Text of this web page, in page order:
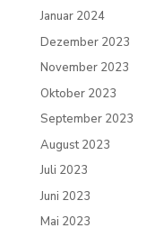
Januar 2024
Dezember 2023
November 2023
Oktober 2023
September 2023
August 2023
Juli 2023
Juni 2023
Mai 2023